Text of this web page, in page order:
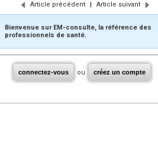
Article précédent | Article suivant
Bienvenue sur EM-consulte, la référence des
professionnels de santé.
connectez-vous ou créez un compte